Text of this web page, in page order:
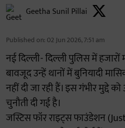
Geetha Sunil Pillai
Published on: 02 Jun 2026, 7:51 am
नई दिल्ली- दिल्ली पुलिस में हजारों
बावजूद उन्हें थानों में बुनियादी
नहीं दी जा रही हैं। इस गंभीर मुद्दे
चुनौती दी गई है।
जस्टिस फॉर राइट्स फाउंडेशन